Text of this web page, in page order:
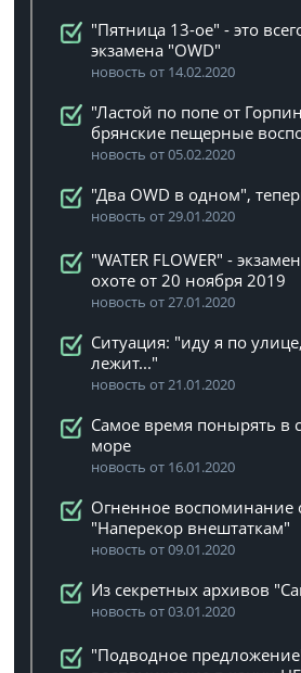
"Пятница 13-ое" - это
экзамена "OWD"
новость от 14.02.2020
"Ластой по попе от
брянские пещерные
новость от 05.02.2020
"Два OWD в одном",
новость от 29.01.2020
"WATER FLOWER" -
охоте от 20 ноября 2019
новость от 27.01.2020
Ситуация: "иду я по
лежит..."
новость от 21.01.2020
Самое время понырять в
море
новость от 16.01.2020
Огненное воспоминание
"Наперекор внештаткам"
новость от 09.01.2020
Из секретных архивов
новость от 03.01.2020
"Подводное